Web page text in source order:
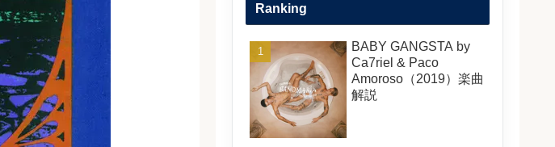
Ranking
BABY GANGSTA by
Ca7riel & Paco
Amoroso（2019）楽曲
解説